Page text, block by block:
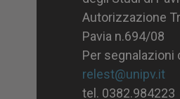
Autorizzazione
Pavia n.694/08
Per segnalazioni
relest@unipv.it
tel. 0382.984223